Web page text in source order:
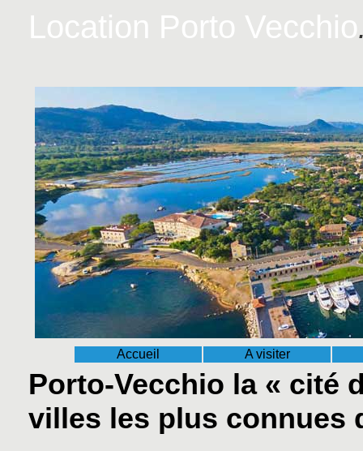
Location Porto Vecchio
Accueil A visiter
Porto-Vecchio la « cité
villes les plus connues